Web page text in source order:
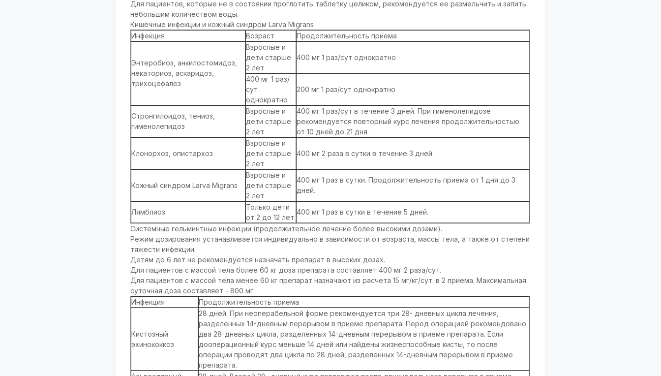
Для пациентов, которые не в состоянии проглотить таблетку целиком, рекомендуется ее размельчить и запить
небольшим количеством воды.
Кишечные инфекции и кожный синдром Larva Migrans
Инфекция
Возраст Продолжительность приема
Энтеробиоз, анкилостомидоз,
некаториоз, аскаридоз,
трихоцефалёз
Взрослые и
дети старше
2 лет
400 мг 1 раз/сут однократно
400 мг 1 раз/
сут
однократно
200 мг 1 раз/сут однократно
Стронгилоидоз, тениоз,
гименолепидоз
Взрослые и
дети старше
2 лет
400 мг 1 раз/сут в течение 3 дней. При гименолепидозе
рекомендуется повторный курс лечения продолжительностью
от 10 дней до 21 дня.
Клонорхоз, опистархоз
Взрослые и
дети старше
2 лет
400 мг 2 раза в сутки в течение 3 дней.
Кожный синдром Larva Migrans
Взрослые и
дети старше
2 лет
400 мг 1 раз в сутки. Продолжительность приема от 1 дня до 3
дней.
Лямблиоз
Только дети
от 2 до 12 лет
400 мг 1 раз в сутки в течение 5 дней.
Системные гельминтные инфекции (продолжительное лечение более высокими дозами).
Режим дозирования устанавливается индивидуально в зависимости от возраста, массы тела, а также от степени
тяжести инфекции.
Детям до 6 лет не рекомендуется назначать препарат в высоких дозах.
Для пациентов с массой тела более 60 кг доза препарата составляет 400 мг 2 раза/сут.
Для пациентов с массой тела менее 60 кг препарат назначают из расчета 15 мг/кг/сут. в 2 приема. Максимальная
суточная доза составляет - 800 мг.
Инфекция
Продолжительность приема
Кистозный
эхинококкоз
28 дней. При неоперабельной форме рекомендуется три 28- дневных цикла лечения,
разделенных 14-дневным перерывом в приеме препарата. Перед операцией рекомендовано
два 28-дневных цикла, разделенных 14-дневным перерывом в приеме препарата. Если
дооперационный курс меньше 14 дней или найдены жизнеспособные кисты, то после
операции проводят два цикла по 28 дней, разделенных 14-дневным перерывом в приеме
препарата.